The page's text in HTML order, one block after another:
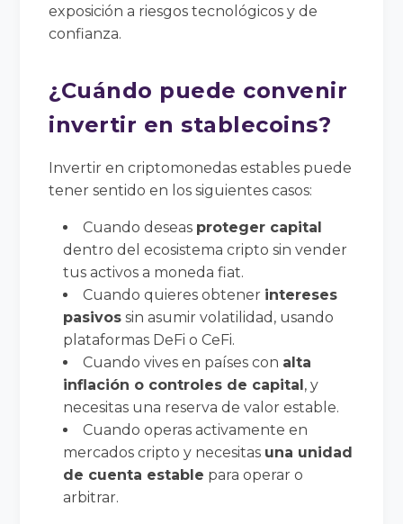
exposición a riesgos tecnológicos y de
confianza.
¿Cuándo puede convenir
invertir en stablecoins?
Invertir en criptomonedas estables puede
tener sentido en los siguientes casos:
Cuando deseas proteger capital
dentro del ecosistema cripto sin vender
tus activos a moneda fiat.
Cuando quieres obtener intereses
pasivos sin asumir volatilidad, usando
plataformas DeFi o CeFi.
Cuando vives en países con alta
inflación o controles de capital, y
necesitas una reserva de valor estable.
Cuando operas activamente en
mercados cripto y necesitas una unidad
de cuenta estable para operar o
arbitrar.